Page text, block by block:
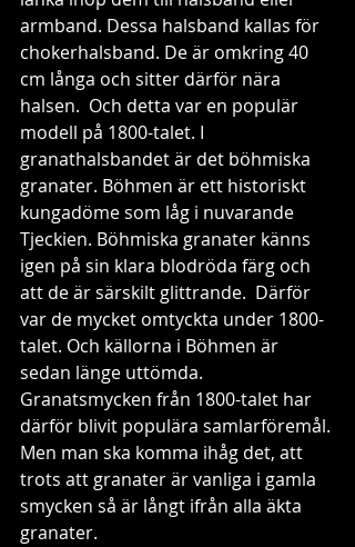
armband. Dessa halsband kallas för
chokerhalsband. De är omkring 40
cm långa och sitter därför nära
halsen.  Och detta var en populär
modell på 1800-talet. I
granathalsbandet är det böhmiska
granater. Böhmen är ett historiskt
kungadöme som låg i nuvarande
Tjeckien. Böhmiska granater känns
igen på sin klara blodröda färg och
att de är särskilt glittrande.  Därför
var de mycket omtyckta under 1800-
talet. Och källorna i Böhmen är
sedan länge uttömda.
Granatsmycken från 1800-talet har
därför blivit populära samlarföremål.
Men man ska komma ihåg det, att
trots att granater är vanliga i gamla
smycken så är långt ifrån alla äkta
granater.